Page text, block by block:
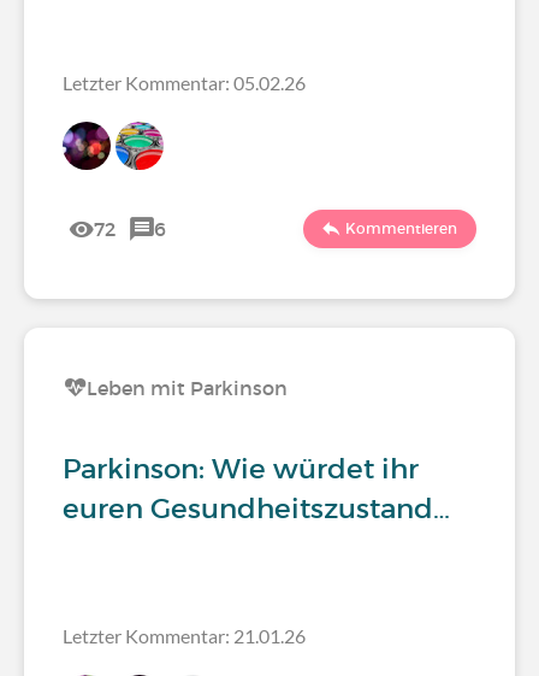
Letzter Kommentar: 05.02.26
72 6 Kommentieren
Leben mit Parkinson
Parkinson: Wie würdet ihr
euren Gesundheitszustand…
Letzter Kommentar: 21.01.26